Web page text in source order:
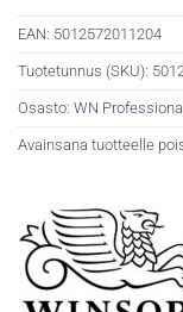
EAN: 5012572011204
Tuotetunnus (SKU):
Osasto: WN
Avainsana tuotteelle